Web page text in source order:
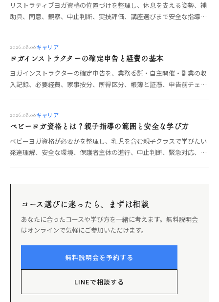
リストラティブヨガ資格の位置づけを整理し、休息を支える姿勢、補
助具、同意、観察、中止判断、実技評価、講座選びまで安全な指導の
2026.08.08キャリア
ヨガインストラクターの確定申告と経費の基本
ヨガインストラクターの確定申告を、業務委託・自主開催・副業の収
入記録、必要経費、家事按分、所得区分、帳簿と証憑、申告前チェッ
2026.08.08キャリア
ベビーヨガ資格とは？親子指導の範囲と安全な学び方
ベビーヨガ資格が必要かを整理し、乳児を含む親子クラスで学びたい
発達理解、安全な環境、保護者主体の進行、中止判断、緊急対応、実
コース選びに迷ったら、まずは相談
あなたに合ったコースや学び方を一緒に考えます。無料説明会
はオンラインで気軽にご参加いただけます。
無料説明会を予約する
LINEで相談する